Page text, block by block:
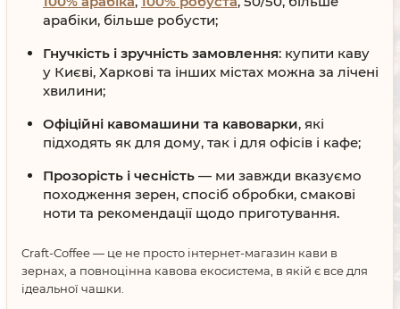
арабіки, більше робусти;
Гнучкість і зручність замовлення: купити каву
у Києві, Харкові та інших містах можна за лічені
хвилини;
Офіційні кавомашини та кавоварки, які
підходять як для дому, так і для офісів і кафе;
Прозорість і чесність — ми завжди вказуємо
походження зерен, спосіб обробки, смакові
ноти та рекомендації щодо приготування.
Craft-Coffee — це не просто інтернет-магазин кави в
зернах, а повноцінна кавова екосистема, в якій є все для
ідеальної чашки.